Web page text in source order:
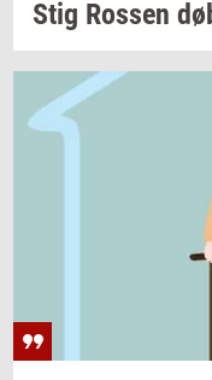
Stig Ros­sen